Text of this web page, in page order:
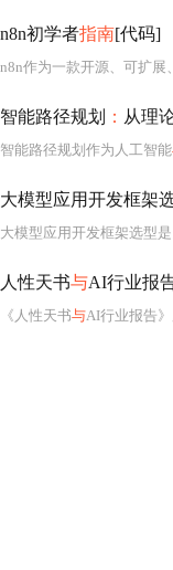
n8n初学者指南[代码]
n8n作为一款开源、可扩展
智能路径规划 ： 从理
智能路径规划作为人工智能
大模型应用开发框架
人性天书与AI行业报
《人性天书与AI行业报告